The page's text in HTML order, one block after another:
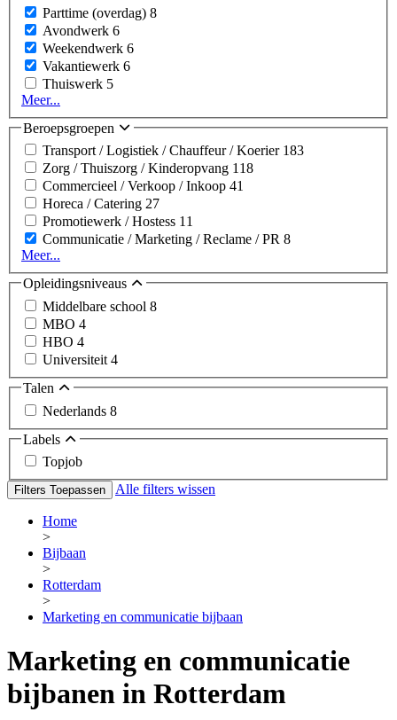
Parttime (overdag) 8
Avondwerk 6
Weekendwerk 6
Vakantiewerk 6
Thuiswerk 5
Meer...
Beroepsgroepen
Transport / Logistiek / Chauffeur / Koerier 183
Zorg / Thuiszorg / Kinderopvang 118
Commercieel / Verkoop / Inkoop 41
Horeca / Catering 27
Promotiewerk / Hostess 11
Communicatie / Marketing / Reclame / PR 8
Meer...
Opleidingsniveaus
Middelbare school 8
MBO 4
HBO 4
Universiteit 4
Talen
Nederlands 8
Labels
Topjob
Filters Toepassen Alle filters wissen
Home
>
Bijbaan
>
Rotterdam
>
Marketing en communicatie bijbaan
Marketing en communicatie
bijbanen in Rotterdam